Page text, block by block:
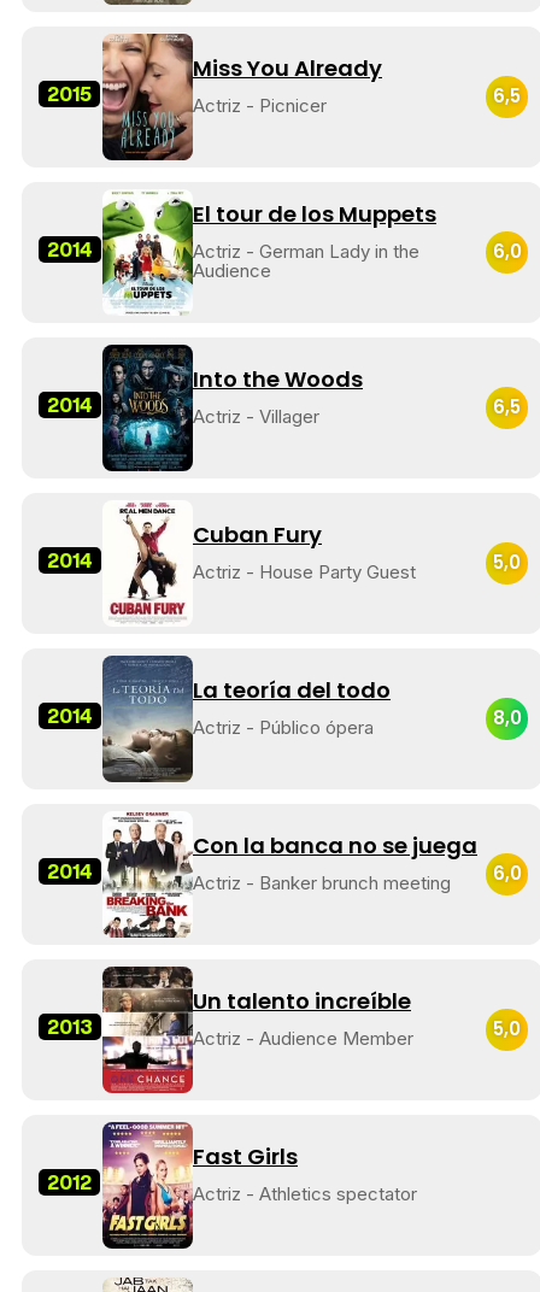
2015
Miss You Already
Actriz - Picnicer 6,5
2014
El tour de los Muppets
Actriz - German Lady in the
Audience
6,0
2014
Into the Woods
Actriz - Villager 6,5
2014
Cuban Fury
Actriz - House Party Guest 5,0
2014
La teoría del todo
Actriz - Público ópera 8,0
2014
Con la banca no se juega
Actriz - Banker brunch meeting 6,0
2013
Un talento increíble
Actriz - Audience Member 5,0
2012
Fast Girls
Actriz - Athletics spectator